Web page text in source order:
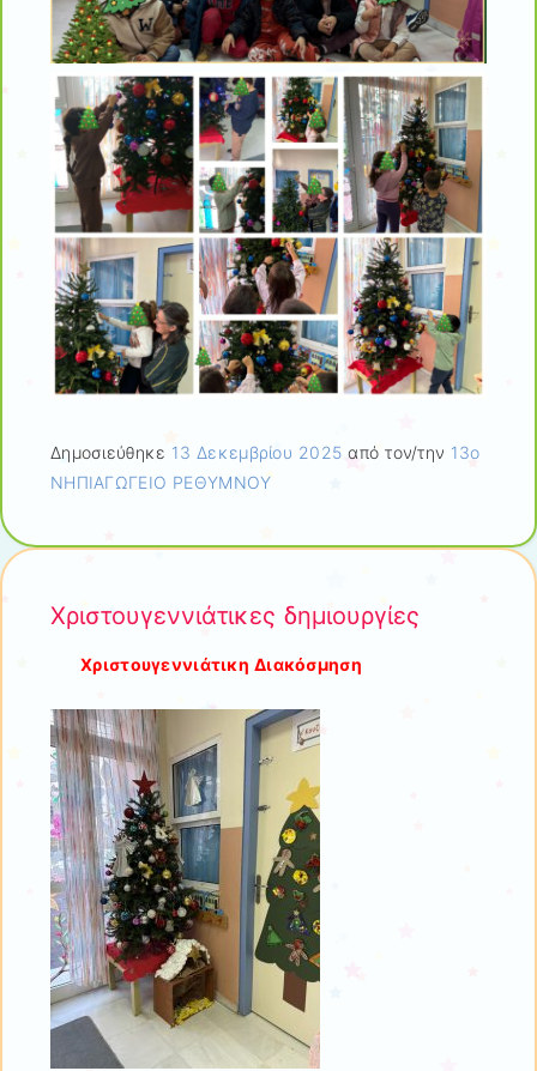
Δημοσιεύθηκε 13 Δεκεμβρίου 2025 από τον/την 13ο
ΝΗΠΙΑΓΩΓΕΙΟ ΡΕΘΥΜΝΟΥ
Χριστουγεννιάτικες δημιουργίες
Χριστουγεννιάτικη Διακόσμηση